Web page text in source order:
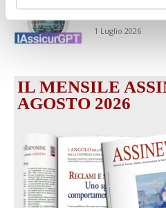
1 Luglio 2026
IL MENSILE
AGOSTO 2026